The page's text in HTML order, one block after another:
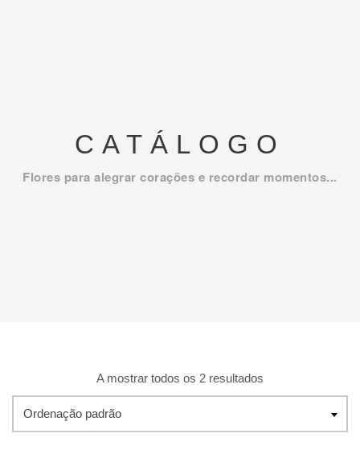
CATÁLOGO
Flores para alegrar corações e recordar momentos...
A mostrar todos os 2 resultados
Ordenação padrão